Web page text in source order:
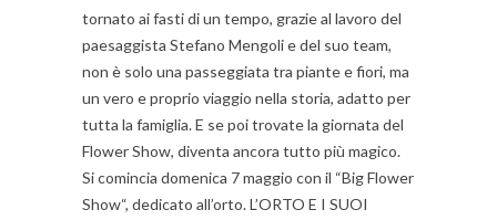
tornato ai fasti di un tempo, grazie al lavoro del
paesaggista Stefano Mengoli e del suo team,
non è solo una passeggiata tra piante e fiori, ma
un vero e proprio viaggio nella storia, adatto per
tutta la famiglia. E se poi trovate la giornata del
Flower Show, diventa ancora tutto più magico.
Si comincia domenica 7 maggio con il “Big Flower
Show“, dedicato all’orto. L’ORTO E I SUOI